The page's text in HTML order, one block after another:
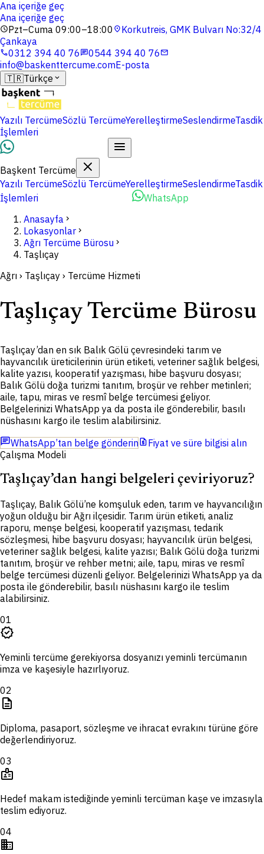
Ana içeriğe geç
Ana içeriğe geç
schedulePzt–Cuma 09:00–18:00 location_onKorkutreis, GMK Bulvarı No:32/4
Çankaya
phone0312 394 40 76chat0544 394 40 76mail
info@baskenttercume.comE-posta
🇹🇷Türkçe expand_more
Yazılı TercümeSözlü TercümeYerelleştirmeSeslendirmeTasdik
İşlemleri
Başkent Tercüme
Yazılı TercümeSözlü TercümeYerelleştirmeSeslendirmeTasdik
İşlemleri
WhatsApp
Anasayfa chevron_right
Lokasyonlar chevron_right
Ağrı Tercüme Bürosu chevron_right
Taşlıçay
Ağrı › Taşlıçay › Tercüme Hizmeti
Taşlıçay Tercüme Bürosu
Taşlıçay’dan en sık Balık Gölü çevresindeki tarım ve
hayvancılık üreticilerinin ürün etiketi, veteriner sağlık belgesi,
kalite yazısı, kooperatif yazışması, hibe başvuru dosyası;
Balık Gölü doğa turizmi tanıtım, broşür ve rehber metinleri;
aile, tapu, miras ve resmî belge tercümesi geliyor.
Belgelerinizi WhatsApp ya da posta ile gönderebilir, basılı
nüshasını kargo ile teslim alabilirsiniz.
chatWhatsApp’tan belge gönderinrequest_quoteFiyat ve süre bilgisi alın
Çalışma Modeli
Taşlıçay’dan hangi belgeleri çeviriyoruz?
Taşlıçay, Balık Gölü’ne komşuluk eden, tarım ve hayvancılığın
yoğun olduğu bir Ağrı ilçesidir. Tarım ürün etiketi, analiz
raporu, menşe belgesi, kooperatif yazışması, tedarik
sözleşmesi, hibe başvuru dosyası; hayvancılık ürün belgesi,
veteriner sağlık belgesi, kalite yazısı; Balık Gölü doğa turizmi
tanıtım, broşür ve rehber metni; aile, tapu, miras ve resmî
belge tercümesi düzenli geliyor. Belgelerinizi WhatsApp ya da
posta ile gönderebilir, basılı nüshasını kargo ile teslim
alabilirsiniz.
01
verified
Yeminli tercüme gerekiyorsa dosyanızı yeminli tercümanın
imza ve kaşesiyle hazırlıyoruz.
02
description
Diploma, pasaport, sözleşme ve ihracat evrakını türüne göre
değerlendiriyoruz.
03
badge
Hedef makam istediğinde yeminli tercüman kaşe ve imzasıyla
teslim ediyoruz.
04
domain